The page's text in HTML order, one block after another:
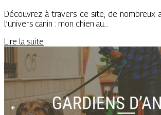
Découvrez à travers ce site, de nombreux
l’univers canin : mon chien au…
Lire la suite